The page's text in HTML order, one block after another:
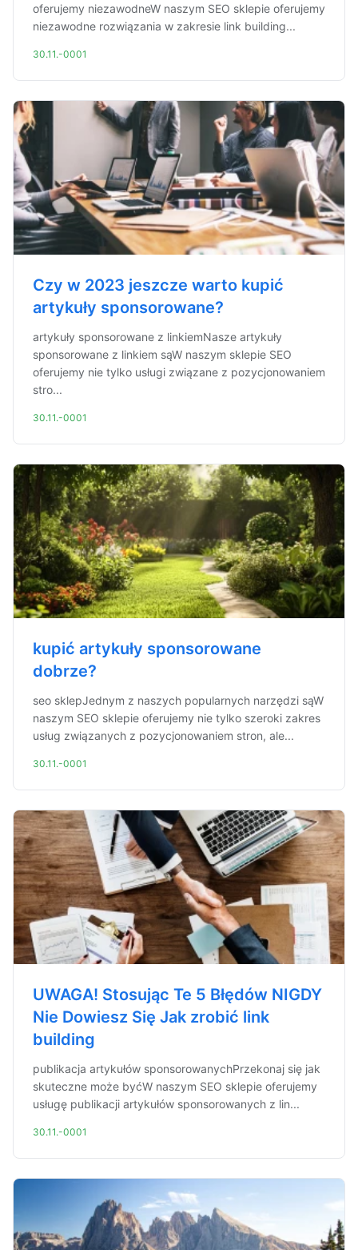
oferujemy niezawodneW naszym SEO sklepie oferujemy
niezawodne rozwiązania w zakresie link building...
30.11.-0001
Czy w 2023 jeszcze warto kupić
artykuły sponsorowane?
artykuły sponsorowane z linkiemNasze artykuły
sponsorowane z linkiem sąW naszym sklepie SEO
oferujemy nie tylko usługi związane z pozycjonowaniem
stro...
30.11.-0001
kupić artykuły sponsorowane
dobrze?
seo sklepJednym z naszych popularnych narzędzi sąW
naszym SEO sklepie oferujemy nie tylko szeroki zakres
usług związanych z pozycjonowaniem stron, ale...
30.11.-0001
UWAGA! Stosując Te 5 Błędów NIGDY
Nie Dowiesz Się Jak zrobić link
building
publikacja artykułów sponsorowanychPrzekonaj się jak
skuteczne może byćW naszym SEO sklepie oferujemy
usługę publikacji artykułów sponsorowanych z lin...
30.11.-0001